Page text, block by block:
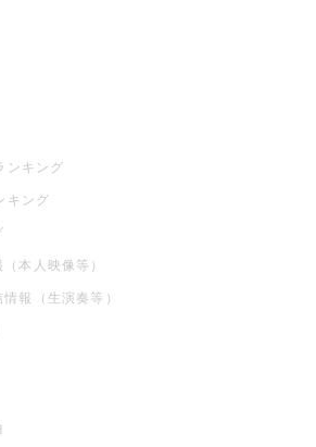
ンキング
キング
本人映像等）
報（生演奏等）